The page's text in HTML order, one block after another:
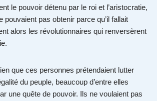
le pouvoir détenu par le roi et l’aristocratie,
pouvaient pas obtenir parce qu’il fallait
alors les révolutionnaires qui renversèrent
que ces personnes prétendaient lutter
du peuple, beaucoup d’entre elles
une quête de pouvoir. Ils ne voulaient pas